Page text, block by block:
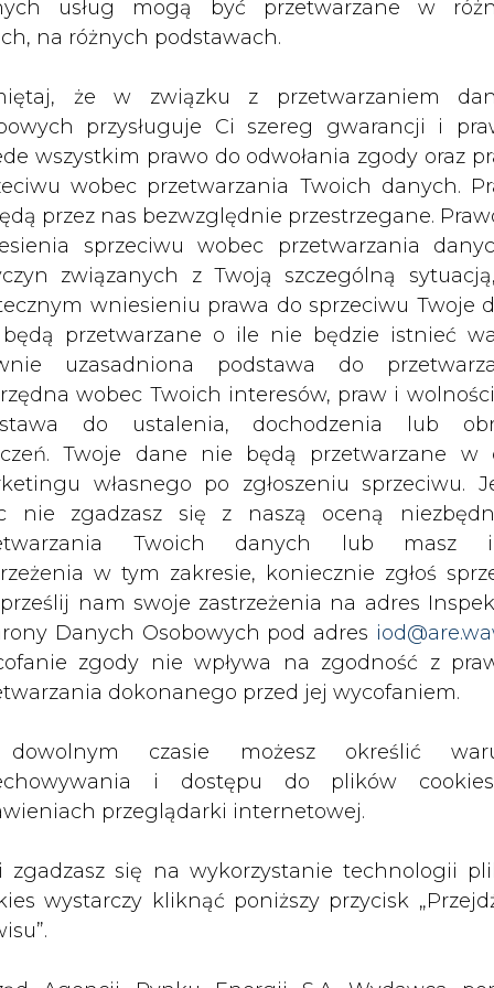
usług mogą być przetwarzane w
na różnych podstawach.
że w związku z przetwarzaniem
przysługuje Ci szereg gwarancji i
wszystkim prawo do odwołania zgody oraz
wobec przetwarzania Twoich danych.
przez nas bezwzględnie przestrzegane.
sprzeciwu wobec przetwarzania
związanych z Twoją szczególną
wniesieniu prawa do sprzeciwu Twoje
przetwarzane o ile nie będzie istnieć
uzasadniona podstawa do
wobec Twoich interesów, praw i
do ustalenia, dochodzenia lub
Twoje dane nie będą przetwarzane w
własnego po zgłoszeniu sprzeciwu.
nie zgadzasz się z naszą oceną
Twoich danych lub masz
w tym zakresie, koniecznie zgłoś
prześlij nam swoje zastrzeżenia na adres
Danych Osobowych pod adres
zgody nie wpływa na zgodność z
dokonanego przed jej wycofaniem.
czasie możesz określić
i dostępu do plików
przeglądarki internetowej.
zgadzasz się na wykorzystanie technologii
wystarczy kliknąć poniższy przycisk
w najbliższym czasie
"Parkiecie", który powołuje się na
dla węgla brunatnego - powiedział cytowany
resortu wynika, że rozważane się
Gubina oraz Ościsłowa. Jednocześnie
udziału w produkcji energii
20-30 lat zostanie zamknięta i bez
funkcjonować.
Artykuł powstał bez wsparcia narzędzi sztucznej
inteligencji. Wydawca portalu CIRE zgadza się na
publikacji do szkoleń treningowych LLM.
PODPIS
Przesłanie komentarza oznacza akceptację zasad korzystania